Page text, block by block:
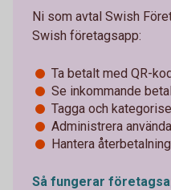
Ni som avtal Swish
Swish företagsapp:
Ta betalt med QR-
Se inkommande
Tagga och
Administrera
Hantera
Så fungerar